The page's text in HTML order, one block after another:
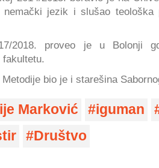
jezik i slušao teološka
2018. proveo je u Bolonji
fakultetu.
bio je i starešina
Marković iguman
Društvo